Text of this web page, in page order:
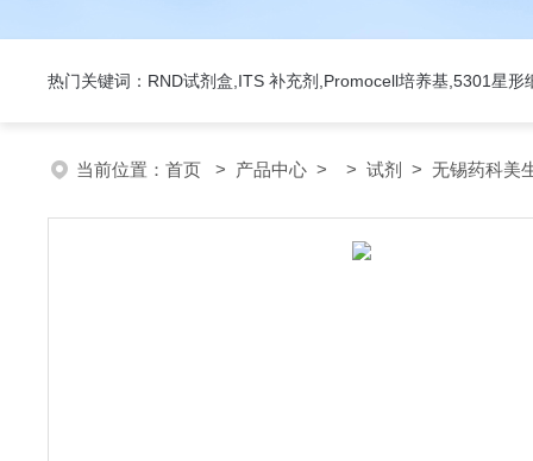
热门关键词：RND试剂盒,ITS 补充剂,Promocell培养基,5301星形
当前位置： 首页 > 产品中心 > > 试剂 > 无锡药科美